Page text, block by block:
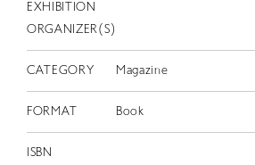
EXHIBITION
ORGANIZER(S)
CATEGORY Magazine
FORMAT Book
ISBN